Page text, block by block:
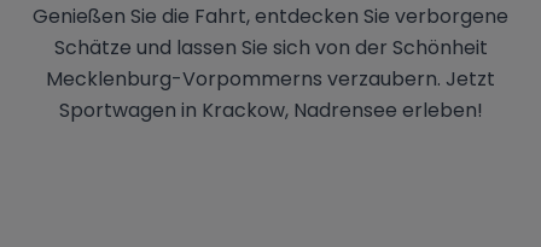
Genießen Sie die Fahrt, entdecken Sie verborgene
Schätze und lassen Sie sich von der Schönheit
Mecklenburg-Vorpommerns verzaubern. Jetzt
Sportwagen in Krackow, Nadrensee erleben!